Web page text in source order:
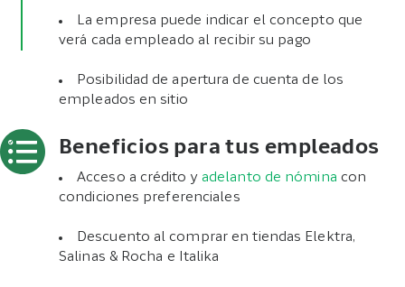
La empresa puede indicar el concepto que
verá cada empleado al recibir su pago
Posibilidad de apertura de cuenta de los
empleados en sitio
Beneficios para tus empleados
Acceso a crédito y adelanto de nómina con
condiciones preferenciales
Descuento al comprar en tiendas Elektra,
Salinas & Rocha e Italika